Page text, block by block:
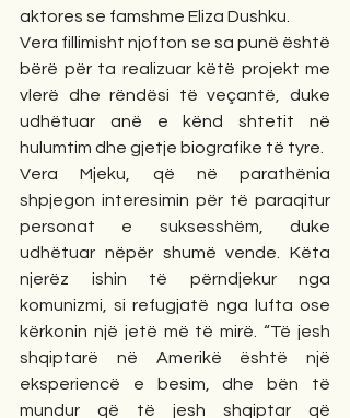
aktores se famshme Eliza Dushku.
Vera fillimisht njofton se sa punë është
bërë për ta realizuar këtë projekt me
vlerë dhe rëndësi të veçantë, duke
udhëtuar anë e kënd shtetit në
hulumtim dhe gjetje biografike të tyre.
Vera Mjeku, që në parathënia
shpjegon interesimin për të paraqitur
personat e suksesshëm, duke
udhëtuar nëpër shumë vende. Këta
njerëz ishin të përndjekur nga
komunizmi, si refugjatë nga lufta ose
kërkonin një jetë më të mirë. “Të jesh
shqiptarë në Amerikë është një
eksperiencë e besim, dhe bën të
mundur që të jesh shqiptar që